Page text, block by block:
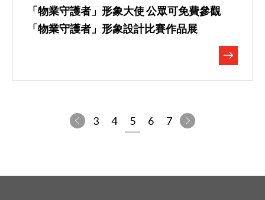
「物業守護者」形象大使 公眾可免費參觀
「物業守護者」形象設計比賽作品展
3 4 5 6 7